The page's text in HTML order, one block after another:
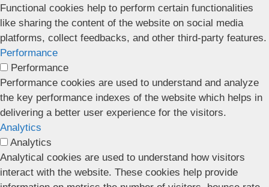
Functional cookies help to perform certain functionalities
like sharing the content of the website on social media
platforms, collect feedbacks, and other third-party features.
Performance
Performance
Performance cookies are used to understand and analyze
the key performance indexes of the website which helps in
delivering a better user experience for the visitors.
Analytics
Analytics
Analytical cookies are used to understand how visitors
interact with the website. These cookies help provide